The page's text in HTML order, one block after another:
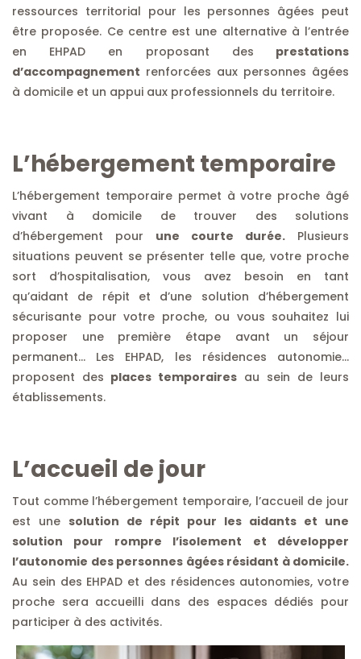
ressources territorial pour les personnes âgées peut
être proposée. Ce centre est une alternative à l’entrée
en EHPAD en proposant des prestations
d’accompagnement renforcées aux personnes âgées
à domicile et un appui aux professionnels du territoire.
L’hébergement temporaire
L’hébergement temporaire permet à votre proche âgé
vivant à domicile de trouver des solutions
d’hébergement pour une courte durée. Plusieurs
situations peuvent se présenter telle que, votre proche
sort d’hospitalisation, vous avez besoin en tant
qu’aidant de répit et d’une solution d’hébergement
sécurisante pour votre proche, ou vous souhaitez lui
proposer une première étape avant un séjour
permanent… Les EHPAD, les résidences autonomie…
proposent des places temporaires au sein de leurs
établissements.
L’accueil de jour
Tout comme l’hébergement temporaire, l’accueil de jour
est une solution de répit pour les aidants et une
solution pour rompre l’isolement et développer
l’autonomie des personnes âgées résidant à domicile.
Au sein des EHPAD et des résidences autonomies, votre
proche sera accueilli dans des espaces dédiés pour
participer à des activités.